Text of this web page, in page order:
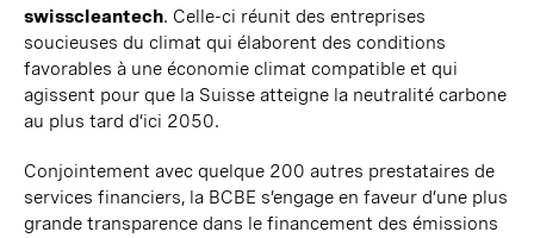
swisscleantech. Celle-ci réunit des entreprises
soucieuses du climat qui élaborent des conditions
favorables à une économie climat compatible et qui
agissent pour que la Suisse atteigne la neutralité carbone
au plus tard d’ici 2050.
Conjointement avec quelque 200 autres prestataires de
services financiers, la BCBE s’engage en faveur d’une plus
grande transparence dans le financement des émissions